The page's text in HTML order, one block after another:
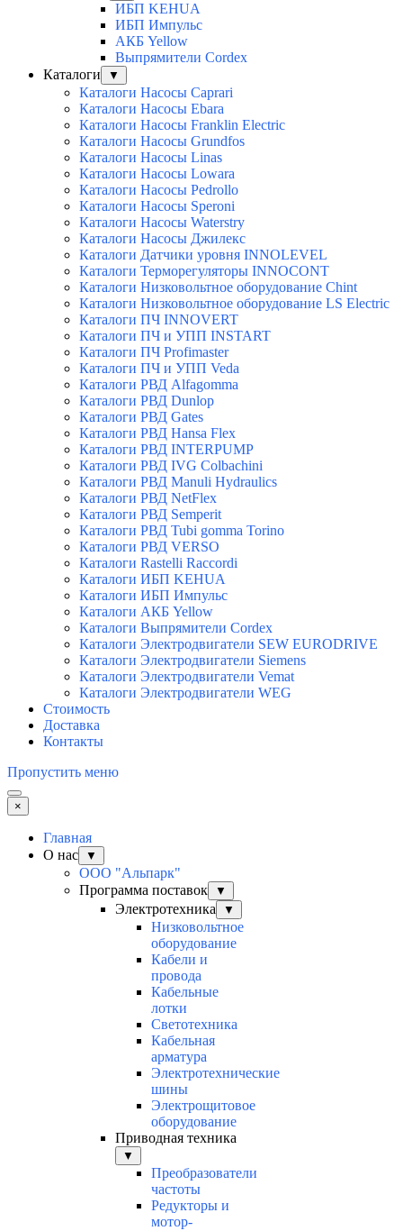
ИБП KEHUA
ИБП Импульс
АКБ Yellow
Выпрямители Cordex
Каталоги
▼
Каталоги Насосы Caprari
Каталоги Насосы Ebara
Каталоги Насосы Franklin Electric
Каталоги Насосы Grundfos
Каталоги Насосы Linas
Каталоги Насосы Lowara
Каталоги Насосы Pedrollo
Каталоги Насосы Speroni
Каталоги Насосы Waterstry
Каталоги Насосы Джилекс
Каталоги Датчики уровня INNOLEVEL
Каталоги Терморегуляторы INNOCONT
Каталоги Низковольтное оборудование Chint
Каталоги Низковольтное оборудование LS Electric
Каталоги ПЧ INNOVERT
Каталоги ПЧ и УПП INSTART
Каталоги ПЧ Profimaster
Каталоги ПЧ и УПП Veda
Каталоги РВД Alfagomma
Каталоги РВД Dunlop
Каталоги РВД Gates
Каталоги РВД Hansa Flex
Каталоги РВД INTERPUMP
Каталоги РВД IVG Colbachini
Каталоги РВД Manuli Hydraulics
Каталоги РВД NetFlex
Каталоги РВД Semperit
Каталоги РВД Tubi gomma Torino
Каталоги РВД VERSO
Каталоги Rastelli Raccordi
Каталоги ИБП KEHUA
Каталоги ИБП Импульс
Каталоги АКБ Yellow
Каталоги Выпрямители Cordex
Каталоги Электродвигатели SEW EURODRIVE
Каталоги Электродвигатели Siemens
Каталоги Электродвигатели Vemat
Каталоги Электродвигатели WEG
Стоимость
Доставка
Контакты
Пропустить меню
×
Главная
О нас
▼
ООО "Альпарк"
Программа поставок
▼
Электротехника ▼
Низковольтное
оборудование
Кабели и
провода
Кабельные
лотки
Светотехника
Кабельная
арматура
Электротехнические
шины
Электрощитовое
оборудование
Приводная техника
▼
Преобразователи
частоты
Редукторы и
мотор-